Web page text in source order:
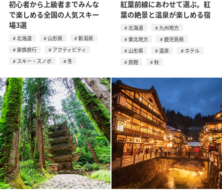
初心者から上級者までみんな
で楽しめる全国の人気スキー
場3選
北海道 山形県
新潟県
家族旅行
アクティビティ
スキー・スノボ
冬
紅葉前線にあわせて選ぶ。紅
葉の絶景と温泉が楽しめる宿
北海道
九州地方
東北地方
鹿児島県
山形県
温泉
ホテル
旅館
秋